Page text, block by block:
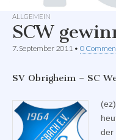
ALLGEMEIN
SCW
7. September 2011 • 0
SV Obrigheim – SC
der